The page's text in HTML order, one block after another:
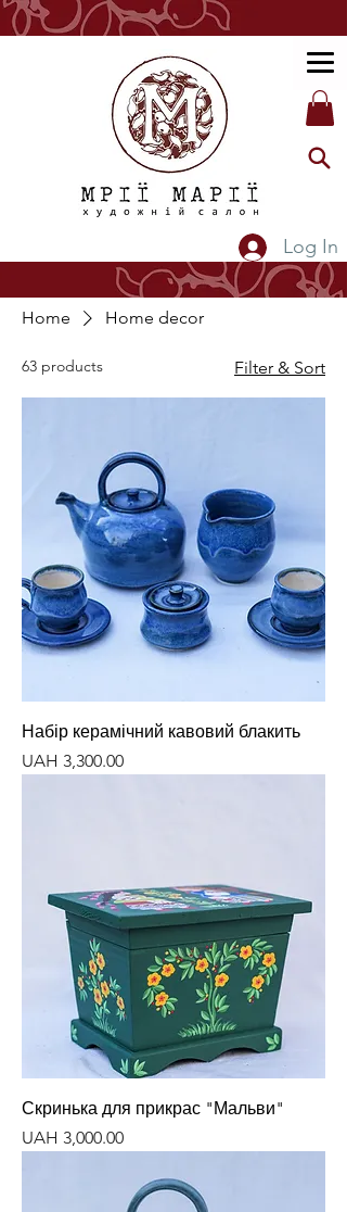
Log In
Home Home decor
63 products Filter & Sort
Набір керамічний кавовий блакить
Price
UAH 3,300.00
Скринька для прикрас "Мальви"
Price
UAH 3,000.00